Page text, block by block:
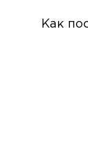
Как